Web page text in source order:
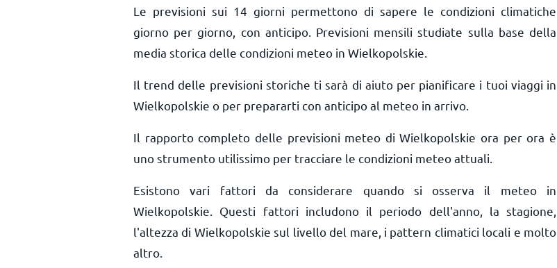
Le previsioni sui 14 giorni permettono di sapere le condizioni climatiche
giorno per giorno, con anticipo. Previsioni mensili studiate sulla base della
media storica delle condizioni meteo in Wielkopolskie.
Il trend delle previsioni storiche ti sarà di aiuto per pianificare i tuoi viaggi in
Wielkopolskie o per prepararti con anticipo al meteo in arrivo.
Il rapporto completo delle previsioni meteo di Wielkopolskie ora per ora è
uno strumento utilissimo per tracciare le condizioni meteo attuali.
Esistono vari fattori da considerare quando si osserva il meteo in
Wielkopolskie. Questi fattori includono il periodo dell'anno, la stagione,
l'altezza di Wielkopolskie sul livello del mare, i pattern climatici locali e molto
altro.